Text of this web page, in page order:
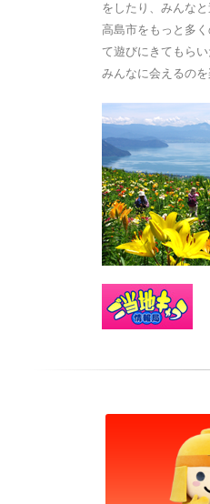
をしたり、みんなと
高島市をもっと多
て遊びにきてもらい
みんなに会えるの